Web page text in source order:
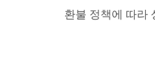
환불 정책에 따라